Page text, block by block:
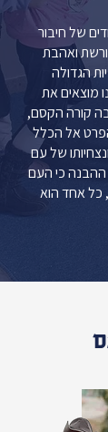
של חיבור
ואהבת
הגדולה
מוצאים את
קורה הקסם,
אל הכלל
של עם
כי העם
כל אחד הוא